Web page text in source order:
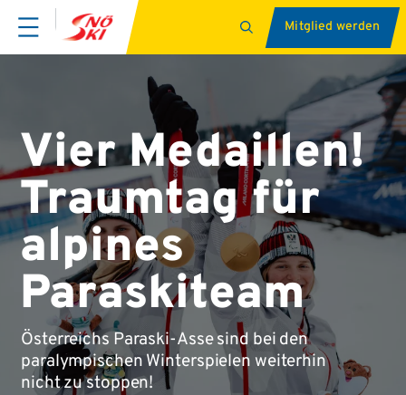
Mitglied werden
Vier Medaillen!
Traumtag für
alpines
Paraskiteam
Österreichs Paraski-Asse sind bei den
paralympischen Winterspielen weiterhin
nicht zu stoppen!